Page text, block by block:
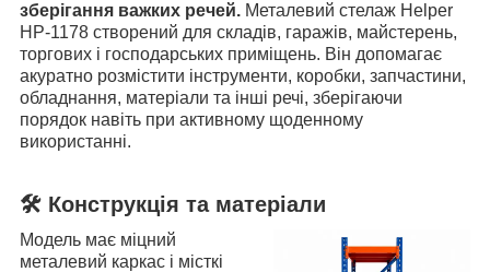
зберігання важких речей. Металевий стелаж Helper
HP-1178 створений для складів, гаражів, майстерень,
торгових і господарських приміщень. Він допомагає
акуратно розмістити інструменти, коробки, запчастини,
обладнання, матеріали та інші речі, зберігаючи
порядок навіть при активному щоденному
використанні.
🛠️ Конструкція та матеріали
Модель має міцний
металевий каркас і місткі